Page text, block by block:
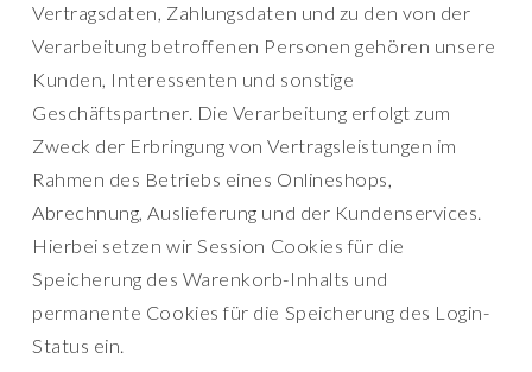
Vertragsdaten, Zahlungsdaten und zu den von der
Verarbeitung betroffenen Personen gehören unsere
Kunden, Interessenten und sonstige
Geschäftspartner. Die Verarbeitung erfolgt zum
Zweck der Erbringung von Vertragsleistungen im
Rahmen des Betriebs eines Onlineshops,
Abrechnung, Auslieferung und der Kundenservices.
Hierbei setzen wir Session Cookies für die
Speicherung des Warenkorb-Inhalts und
permanente Cookies für die Speicherung des Login-
Status ein.